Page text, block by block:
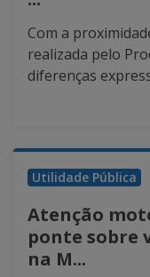
Com a
realizada pelo
diferenças
Utilidade Pública
Atenção
ponte sobre
na M...